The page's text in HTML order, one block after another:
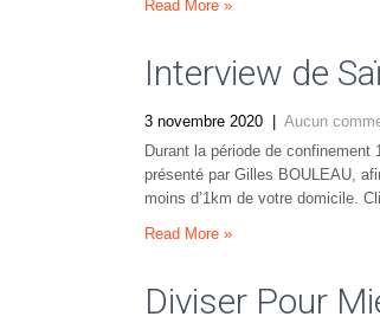
Read More »
Interview de
3 novembre 2020 Aucun
Durant la période de confinement
présenté par Gilles BOULEAU,
moins d’1km de votre domicile.
Read More »
Diviser Pour